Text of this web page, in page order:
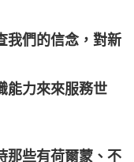
我們的信念，對新
能力來來服務世
那些有荷爾蒙、不